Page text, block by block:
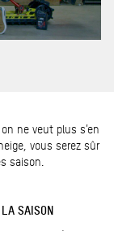
ne veut plus s’en
vous serez sûr
saison.
LA SAISON